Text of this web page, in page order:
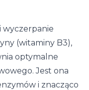
wyczerpanie
(witaminy B3),
optymalne
Jest ona
i znacząco